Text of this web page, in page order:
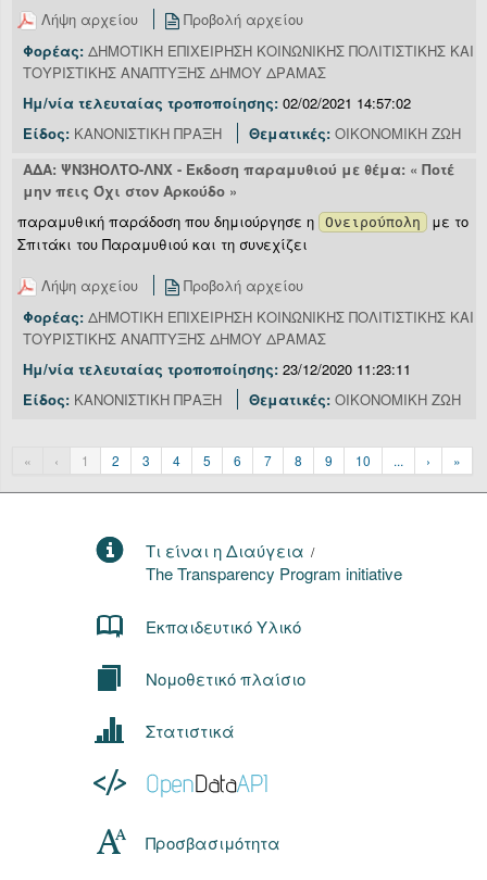
Λήψη αρχείου
Προβολή αρχείου
Φορέας: ΔΗΜΟΤΙΚΗ ΕΠΙΧΕΙΡΗΣΗ ΚΟΙΝΩΝΙΚΗΣ ΠΟΛΙΤΙΣΤΙΚΗΣ ΚΑΙ
ΤΟΥΡΙΣΤΙΚΗΣ ΑΝΑΠΤΥΞΗΣ ΔΗΜΟΥ ΔΡΑΜΑΣ
Ημ/νία τελευταίας τροποποίησης: 02/02/2021 14:57:02
Είδος: ΚΑΝΟΝΙΣΤΙΚΗ ΠΡΑΞΗ Θεματικές: ΟΙΚΟΝΟΜΙΚΗ ΖΩΗ
ΑΔΑ: ΨΝ3ΗΟΛΤΟ-ΛΝΧ - Έκδοση παραμυθιού με θέμα: « Ποτέ
μην πεις Όχι στον Αρκούδο »
παραμυθική παράδοση που δημιούργησε η
Ονειρούπολη
με το
Σπιτάκι του Παραμυθιού και τη συνεχίζει
Λήψη αρχείου
Προβολή αρχείου
Φορέας: ΔΗΜΟΤΙΚΗ ΕΠΙΧΕΙΡΗΣΗ ΚΟΙΝΩΝΙΚΗΣ ΠΟΛΙΤΙΣΤΙΚΗΣ ΚΑΙ
ΤΟΥΡΙΣΤΙΚΗΣ ΑΝΑΠΤΥΞΗΣ ΔΗΜΟΥ ΔΡΑΜΑΣ
Ημ/νία τελευταίας τροποποίησης: 23/12/2020 11:23:11
Είδος: ΚΑΝΟΝΙΣΤΙΚΗ ΠΡΑΞΗ Θεματικές: ΟΙΚΟΝΟΜΙΚΗ ΖΩΗ
« ‹ 1 2 3 4 5 6 7 8 9 10 ... › »
Τι είναι η Διαύγεια /
The Transparency Program initiative
Εκπαιδευτικό Υλικό
Νομοθετικό πλαίσιο
Στατιστικά
Προσβασιμότητα